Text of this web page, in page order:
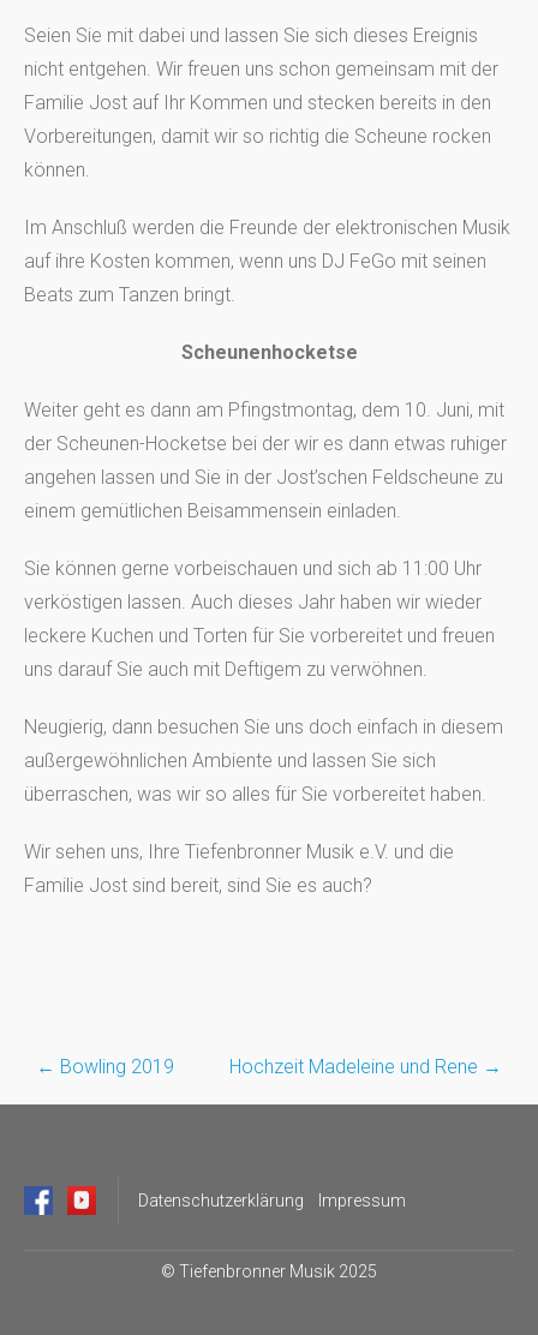
Seien Sie mit dabei und lassen Sie sich dieses Ereignis
nicht entgehen. Wir freuen uns schon gemeinsam mit der
Familie Jost auf Ihr Kommen und stecken bereits in den
Vorbereitungen, damit wir so richtig die Scheune rocken
können.
Im Anschluß werden die Freunde der elektronischen Musik
auf ihre Kosten kommen, wenn uns DJ FeGo mit seinen
Beats zum Tanzen bringt.
Scheunenhocketse
Weiter geht es dann am Pfingstmontag, dem 10. Juni, mit
der Scheunen-Hocketse bei der wir es dann etwas ruhiger
angehen lassen und Sie in der Jost’schen Feldscheune zu
einem gemütlichen Beisammensein einladen.
Sie können gerne vorbeischauen und sich ab 11:00 Uhr
verköstigen lassen. Auch dieses Jahr haben wir wieder
leckere Kuchen und Torten für Sie vorbereitet und freuen
uns darauf Sie auch mit Deftigem zu verwöhnen.
Neugierig, dann besuchen Sie uns doch einfach in diesem
außergewöhnlichen Ambiente und lassen Sie sich
überraschen, was wir so alles für Sie vorbereitet haben.
Wir sehen uns, Ihre Tiefenbronner Musik e.V. und die
Familie Jost sind bereit, sind Sie es auch?
← Bowling 2019 Hochzeit Madeleine und Rene →
Datenschutzerklärung Impressum
© Tiefenbronner Musik 2025